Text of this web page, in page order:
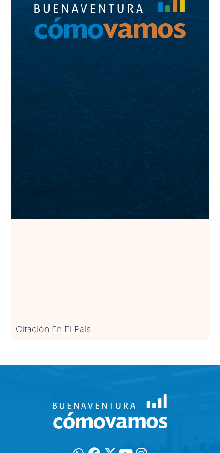
Citación En El País